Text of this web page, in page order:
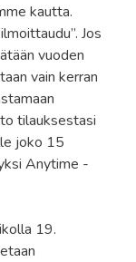
kautta.
Jos
vuoden
vain kerran
tilauksestasi
joko 15
Anytime -
19.